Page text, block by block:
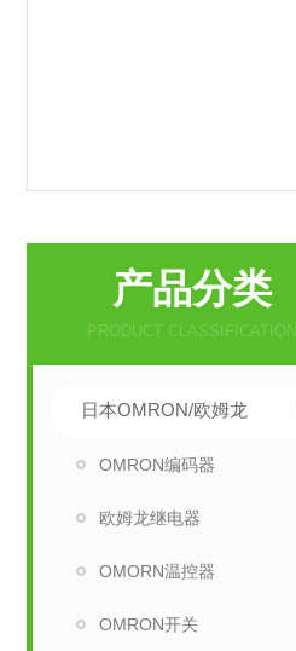
产品分类
PRODUCT CLASSIFICATION
日本OMRON/欧姆龙
OMRON编码器
欧姆龙继电器
OMORN温控器
OMRON开关